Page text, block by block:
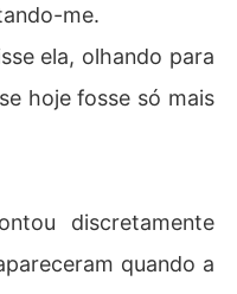
me.
ela, olhando para
hoje fosse só mais
discretamente
quando a